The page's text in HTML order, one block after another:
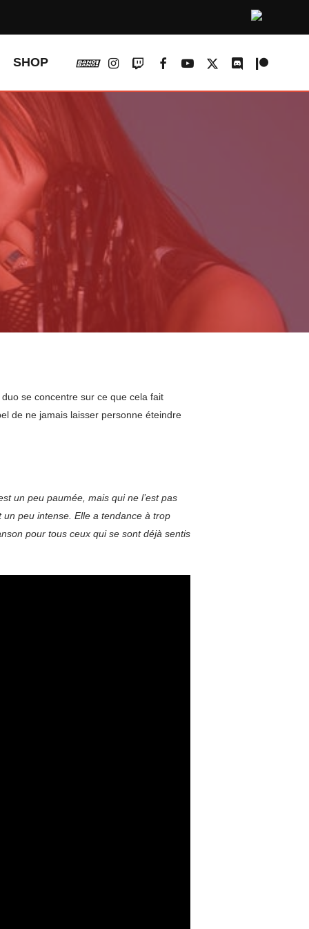
SHOP vk instagram
twitchfacebookyoutube
x-
discordpatreon
se concentre sur ce que cela fait
de ne jamais laisser personne éteindre
un peu paumée, mais qui ne l’est pas
peu intense. Elle a tendance à trop
pour tous ceux qui se sont déjà sentis